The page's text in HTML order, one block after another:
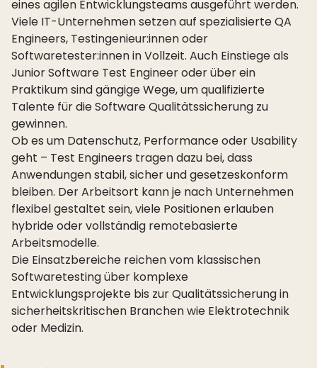
eines agilen Entwicklungsteams ausgeführt werden.
Viele IT-Unternehmen setzen auf spezialisierte QA
Engineers, Testingenieur:innen oder
Softwaretester:innen in Vollzeit. Auch Einstiege als
Junior Software Test Engineer oder über ein
Praktikum sind gängige Wege, um qualifizierte
Talente für die Software Qualitätssicherung zu
gewinnen.
Ob es um Datenschutz, Performance oder Usability
geht – Test Engineers tragen dazu bei, dass
Anwendungen stabil, sicher und gesetzeskonform
bleiben. Der Arbeitsort kann je nach Unternehmen
flexibel gestaltet sein, viele Positionen erlauben
hybride oder vollständig remotebasierte
Arbeitsmodelle.
Die Einsatzbereiche reichen vom klassischen
Softwaretesting über komplexe
Entwicklungsprojekte bis zur Qualitätssicherung in
sicherheitskritischen Branchen wie Elektrotechnik
oder Medizin.